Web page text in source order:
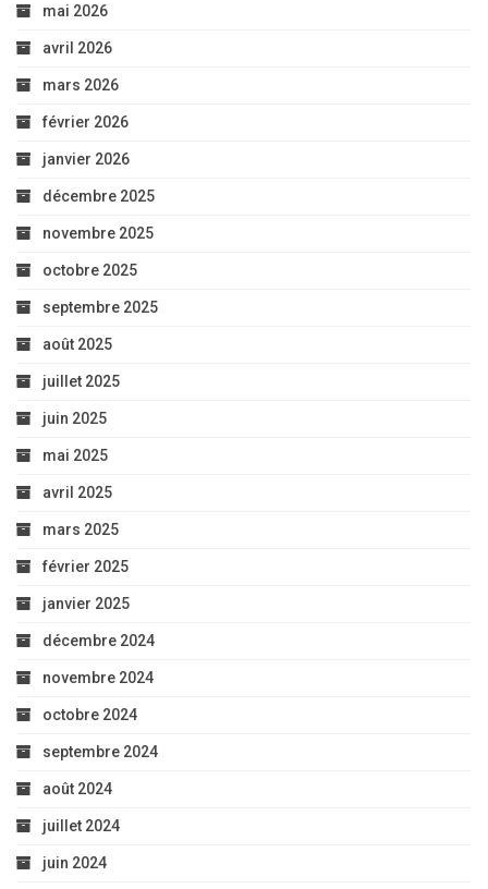
mai 2026
avril 2026
mars 2026
février 2026
janvier 2026
décembre 2025
novembre 2025
octobre 2025
septembre 2025
août 2025
juillet 2025
juin 2025
mai 2025
avril 2025
mars 2025
février 2025
janvier 2025
décembre 2024
novembre 2024
octobre 2024
septembre 2024
août 2024
juillet 2024
juin 2024